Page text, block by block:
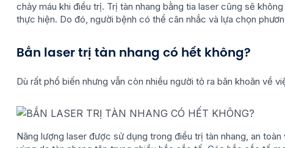
chảy máu khi điều trị. Trị tàn nhang bằng tia laser cũng sẽ
thực hiện. Do đó, người bệnh có thể cân nhắc và lựa chọn
Bắn laser trị tàn nhang có hết không?
Dù rất phổ biến nhưng vẫn còn nhiều người tỏ ra băn khoăn về
Năng lượng laser được sử dụng trong điều trị tàn nhang, an